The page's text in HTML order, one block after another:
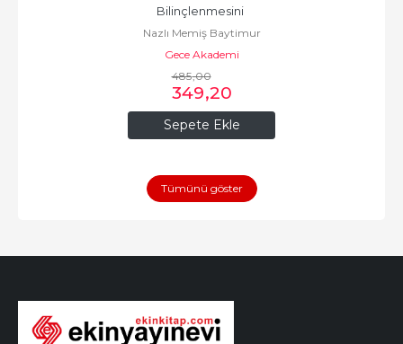
Sepete Ekle
Bilinçlenmesini
Gerçekleş
Nazlı Memiş Baytimur
Gece Akademi
485,00
349,20
Tümünü göster